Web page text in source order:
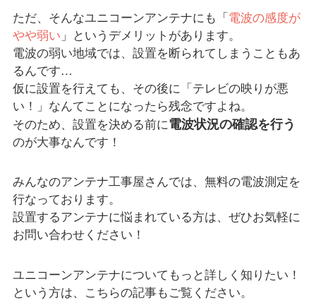
ただ、そんなユニコーンアンテナにも「電波の感度が
やや弱い 」というデメリットがあります。
電波の弱い地域では、設置を断られてしまうこともあ
るんです…
仮に設置を行えても、その後に「テレビの映りが悪
い！」なんてことになったら残念ですよね。
そのため、設置を決める前に電波状況の確認を行う
のが大事なんです！
みんなのアンテナ工事屋さんでは、無料の電波測定を
行なっております。
設置するアンテナに悩まれている方は、ぜひお気軽に
お問い合わせください！
ユニコーンアンテナについてもっと詳しく知りたい！
という方は、こちらの記事もご覧ください。